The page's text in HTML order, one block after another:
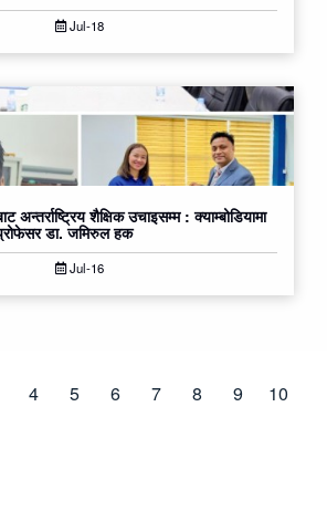
Jul-18
अन्तर्राष्ट्रिय शैक्षिक उचाइसम्म : क्याम्बोडियामा
डा. जमिरुल हक
Jul-16
4 5 6 7 8 9
10